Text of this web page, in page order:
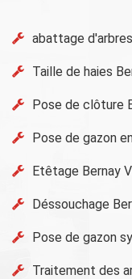
abattage
Taille de haies
Pose de clôture
Pose de gazon
Etêtage Bernay
Déssouchage
Pose de gazon
Traitement des